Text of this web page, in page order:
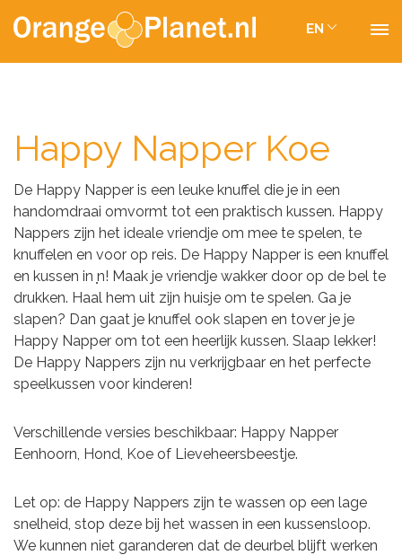
EN
Happy Napper Koe
De Happy Napper is een leuke knuffel die je in een
handomdraai omvormt tot een praktisch kussen. Happy
Nappers zijn het ideale vriendje om mee te spelen, te
knuffelen en voor op reis. De Happy Napper is een knuffel
en kussen in ̩̩n! Maak je vriendje wakker door op de bel te
drukken. Haal hem uit zijn huisje om te spelen. Ga je
slapen? Dan gaat je knuffel ook slapen en tover je je
Happy Napper om tot een heerlijk kussen. Slaap lekker!
De Happy Nappers zijn nu verkrijgbaar en het perfecte
speelkussen voor kinderen!
Verschillende versies beschikbaar: Happy Napper
Eenhoorn, Hond, Koe of Lieveheersbeestje.
Let op: de Happy Nappers zijn te wassen op een lage
snelheid, stop deze bij het wassen in een kussensloop.
We kunnen niet garanderen dat de deurbel blijft werken